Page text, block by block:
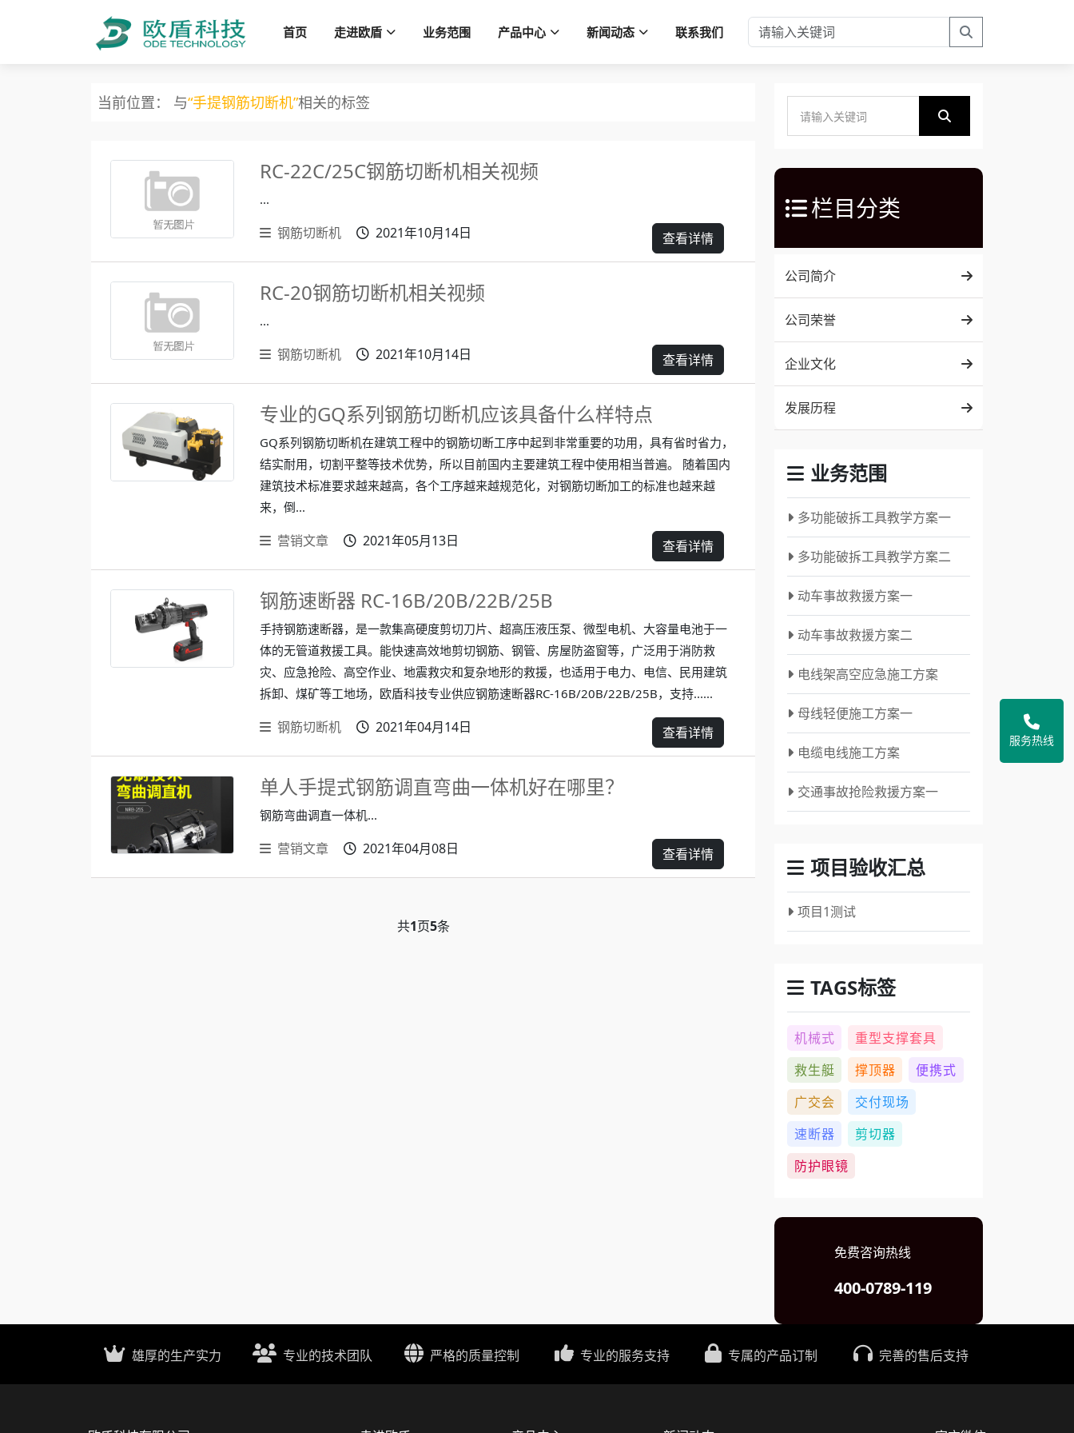
首页 走进欧盾 业务范围 产品中心 新闻动态 联系我们
当前位置： 与“手提钢筋切断机”相关的标签
RC-22C/25C钢筋切断机相关视频
...
钢筋切断机 2021年10月14日 查看详情
RC-20钢筋切断机相关视频
...
钢筋切断机 2021年10月14日 查看详情
专业的GQ系列钢筋切断机应该具备什么样特点
GQ系列钢筋切断机在建筑工程中的钢筋切断工序中起到非常重要的功用，具有省时省力，
结实耐用，切割平整等技术优势，所以目前国内主要建筑工程中使用相当普遍。 随着国内
建筑技术标准要求越来越高，各个工序越来越规范化，对钢筋切断加工的标准也越来越
来，倒...
营销文章 2021年05月13日 查看详情
钢筋速断器 RC-16B/20B/22B/25B
手持钢筋速断器，是一款集高硬度剪切刀片、超高压液压泵、微型电机、大容量电池于一
体的无管道救援工具。能快速高效地剪切钢筋、钢管、房屋防盗窗等，广泛用于消防救
灾、应急抢险、高空作业、地震救灾和复杂地形的救援，也适用于电力、电信、民用建筑
拆卸、煤矿等工地场，欧盾科技专业供应钢筋速断器RC-16B/20B/22B/25B，支持......
钢筋切断机 2021年04月14日 查看详情
单人手提式钢筋调直弯曲一体机好在哪里？
钢筋弯曲调直一体机...
营销文章 2021年04月08日 查看详情
共1页5条
栏目分类
公司简介
公司荣誉
企业文化
发展历程
业务范围
多功能破拆工具教学方案一
多功能破拆工具教学方案二
动车事故救援方案一
动车事故救援方案二
电线架高空应急施工方案
母线轻便施工方案一
电缆电线施工方案
交通事故抢险救援方案一
项目验收汇总
项目1测试
TAGS标签
机械式
重型支撑套具
救生艇
撑顶器
便携式
广交会
交付现场
速断器
剪切器
防护眼镜
免费咨询热线
400-0789-119
雄厚的生产实力 专业的技术团队 严格的质量控制 专业的服务支持 专属的产品订制 完善的售后支持
服务热线